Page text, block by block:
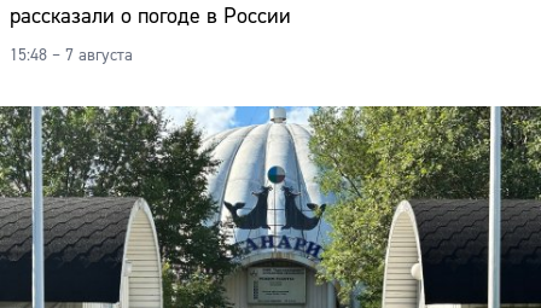
рассказали о погоде в России
15:48 – 7 августа